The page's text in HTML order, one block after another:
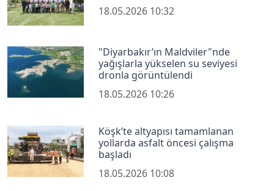
18.05.2026 10:32
"Diyarbakır’ın Maldviler"nde
yağışlarla yükselen su seviyesi
dronla görüntülendi
18.05.2026 10:26
Köşk’te altyapısı tamamlanan
yollarda asfalt öncesi çalışma
başladı
18.05.2026 10:08